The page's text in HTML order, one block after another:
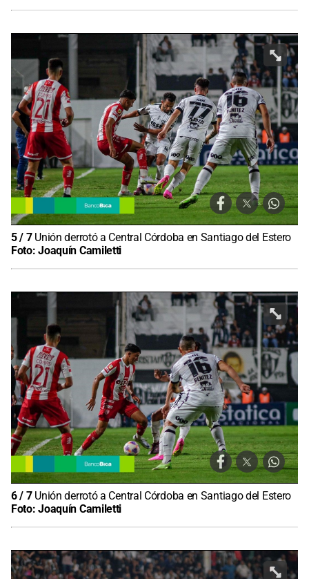
5/ 7 Unión derrotó a Central Córdoba en Santiago del Estero
Foto:Joaquín Camiletti
6/ 7 Unión derrotó a Central Córdoba en Santiago del Estero
Foto:Joaquín Camiletti